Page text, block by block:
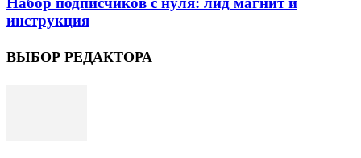
инструкция
ВЫБОР РЕДАКТОРА